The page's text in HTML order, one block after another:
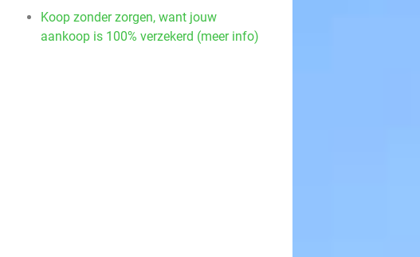
Koop zonder zorgen, want jouw
aankoop is 100% verzekerd (meer info)